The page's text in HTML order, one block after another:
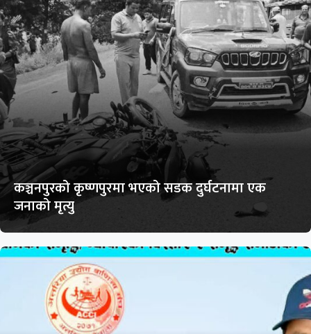
कञ्चनपुरको कृष्णपुरमा भएको सडक दुर्घटनामा एक
जनाको मृत्यु